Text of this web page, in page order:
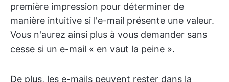
première impression pour déterminer de
manière intuitive si l'e-mail présente une valeur.
Vous n'aurez ainsi plus à vous demander sans
cesse si un e-mail « en vaut la peine ».
De plus, les e-mails peuvent rester dans la